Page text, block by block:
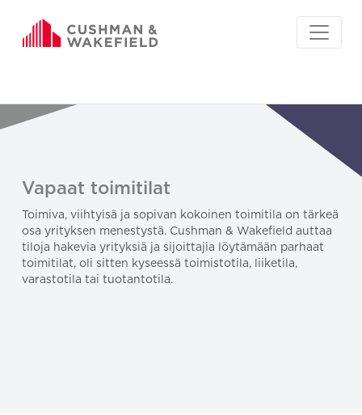
Vapaat toimitilat
Toimiva, viihtyisä ja sopivan kokoinen toimitila on tärkeä
osa yrityksen menestystä. Cushman & Wakefield auttaa
tiloja hakevia yrityksiä ja sijoittajia löytämään parhaat
toimitilat, oli sitten kyseessä toimistotila, liiketila,
varastotila tai tuotantotila.